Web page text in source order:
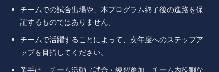
チームでの試合出場や、本プログラム終了後の進路を保
証するものではありません。
チームで活躍することによって、次年度へのステップア
ップを目指してください。
選手は、チーム活動（試合・練習参加、チーム内役割な